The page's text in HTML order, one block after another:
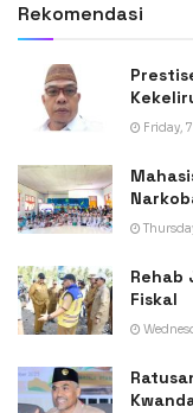
Rekomendasi
Friday,
Rehab
Fiskal